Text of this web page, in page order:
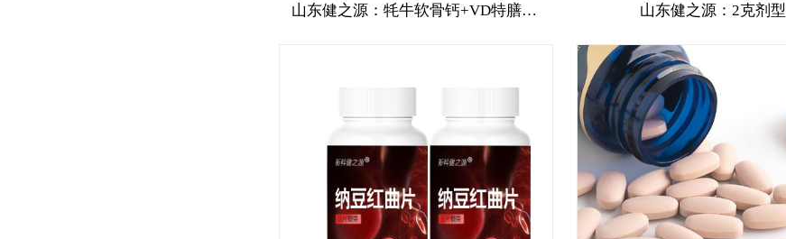
山东健之源：牦牛软骨钙+VD特膳运动营养片代加工 山东健之源：2克剂型